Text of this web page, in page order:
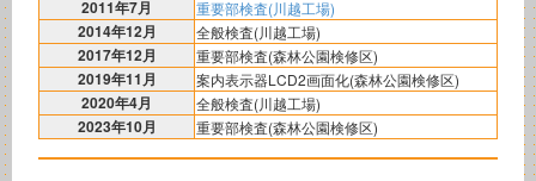
2011年7月 重要部検査(川越工場)
2014年12月 全般検査(川越工場)
2017年12月 重要部検査(森林公園検修区)
2019年11月 案内表示器LCD2画面化(森林公園検修区)
2020年4月 全般検査(川越工場)
2023年10月 重要部検査(森林公園検修区)